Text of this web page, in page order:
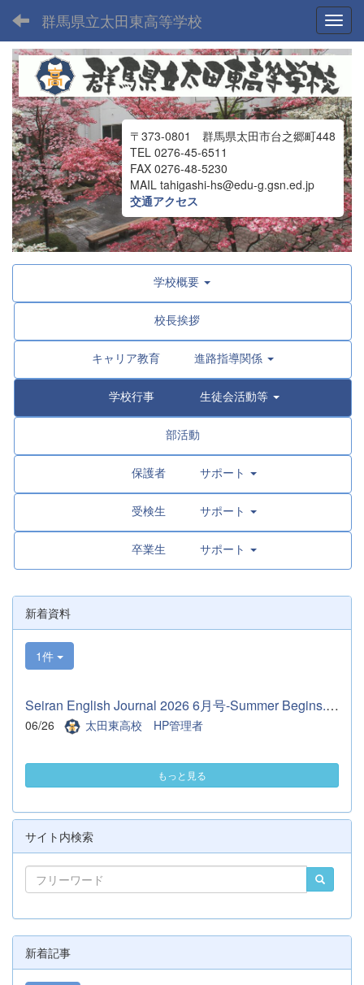
群馬県立太田東高等学校
〒373-0801 群馬県太田市台之郷町448
TEL 0276-45-6511
FAX 0276-48-5230
MAIL tahigashi-hs@edu-g.gsn.ed.jp
交通アクセス
学校概要
校長挨拶
キャリア教育 進路指導関係
学校行事 生徒会活動等
部活動
保護者 サポート
受検生 サポート
卒業生 サポート
新着資料
1件
Seiran English Journal 2026 6月号-Summer Begins.pdf
06/26 太田東高校 HP管理者
もっと見る
サイト内検索
新着記事